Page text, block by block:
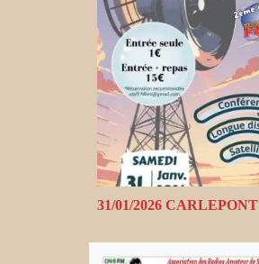
31/01/2026 CARLEPONT